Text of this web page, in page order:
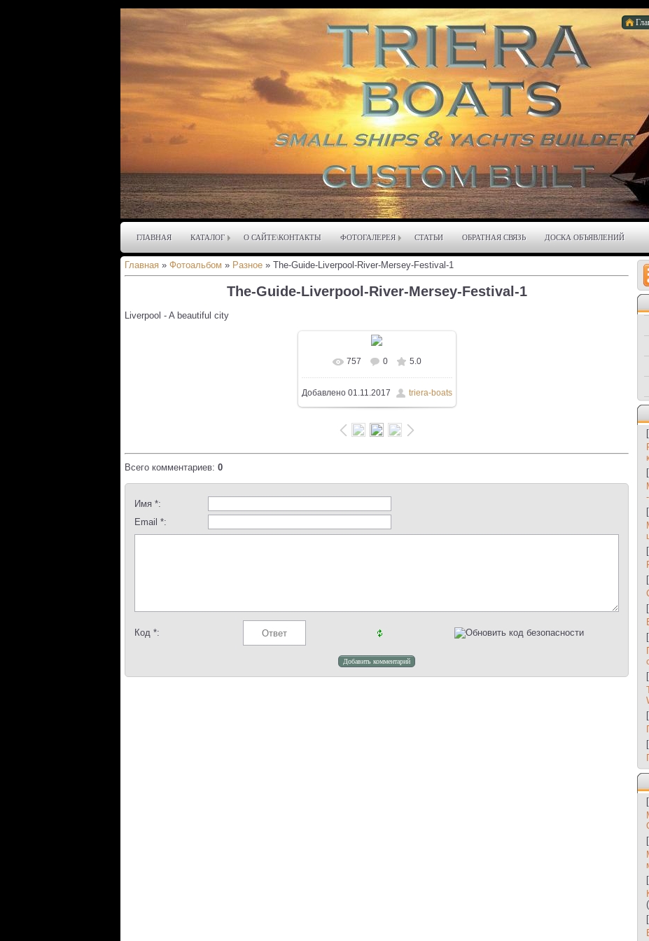
ГЛАВНАЯ КАТАЛОГ О САЙТЕ\КОНТАКТЫ ФОТОГАЛЕРЕЯ СТАТЬИ ОБРАТНАЯ СВЯЗЬ ДОСКА ОБЪЯВЛЕНИЙ
Главная » Фотоальбом » Разное » The-Guide-Liverpool-River-Mersey-Festival-1
The-Guide-Liverpool-River-Mersey-Festival-1
Liverpool - A beautiful city
В реальном размере 799x534
341.5Kb
757 0 5.0
Добавлено01.11.2017 triera-boats
Всего комментариев: 0
Имя *:
Email *:
Код *:
(